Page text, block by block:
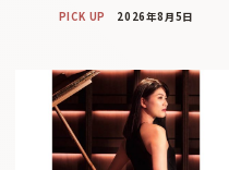
PICK UP 2026年8月5日